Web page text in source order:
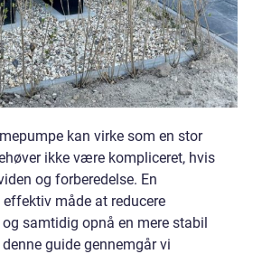
kan virke som en stor
ikke være kompliceret, hvis
og forberedelse. En
måde at reducere
samtidig opnå en mere stabil
guide gennemgår vi